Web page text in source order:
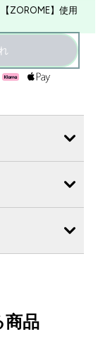
ZOROME】使用
商品